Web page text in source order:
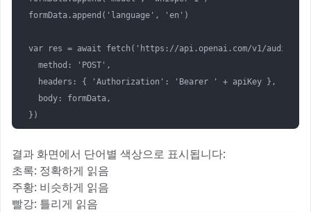
formData.append('language', 'en')
var res = await fetch('https://api.openai.com/v1/audio/
  method: 'POST',
  headers: { 'Authorization': 'Bearer ' + apiKey },
  body: formData,
})
결과 화면에서 단어별 색상으로 표시됩니다:
초록: 정확하게 읽음
주황: 비슷하게 읽음
빨강: 틀리게 읽음